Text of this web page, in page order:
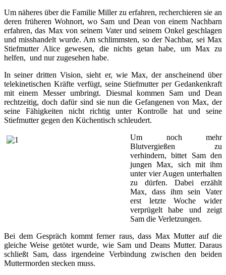
Um näheres über die Familie Miller zu erfahren, recherchieren sie an
deren früheren Wohnort, wo Sam und Dean von einem Nachbarn
erfahren, das Max von seinem Vater und seinem Onkel geschlagen
und misshandelt wurde. Am schlimmsten, so der Nachbar, sei Max
Stiefmutter Alice gewesen, die nichts getan habe, um Max zu
helfen, und nur zugesehen habe.
In seiner dritten Vision, sieht er, wie Max, der anscheinend über
telekinetischen Kräfte verfügt, seine Stiefmutter per Gedankenkraft
mit einem Messer umbringt. Diesmal kommen Sam und Dean
rechtzeitig, doch dafür sind sie nun die Gefangenen von Max, der
seine Fähigkeiten nicht richtig unter Kontrolle hat und seine
Stiefmutter gegen den Küchentisch schleudert.
Um noch mehr
Blutvergießen zu
verhindern, bittet Sam den
jungen Max, sich mit ihm
unter vier Augen unterhalten
zu dürfen. Dabei erzählt
Max, dass ihm sein Vater
erst letzte Woche wider
verprügelt habe und zeigt
Sam die Verletzungen.
Bei dem Gespräch kommt ferner raus, dass Max Mutter auf die
gleiche Weise getötet wurde, wie Sam und Deans Mutter. Daraus
schließt Sam, dass irgendeine Verbindung zwischen den beiden
Muttermorden stecken muss.